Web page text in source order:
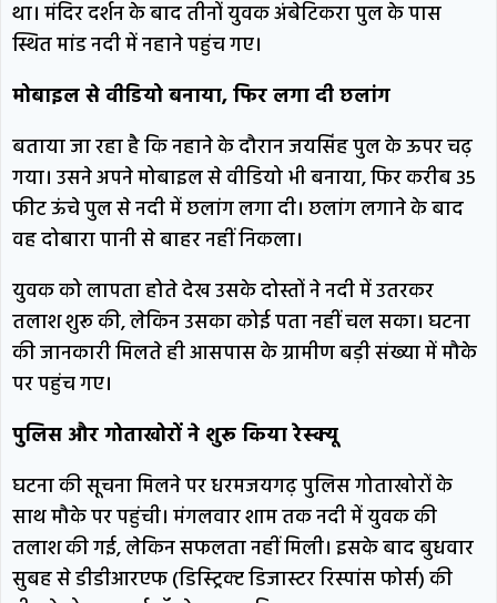
था। मंदिर दर्शन के बाद तीनों युवक अंबेटिकरा पुल के पास
स्थित मांड नदी में नहाने पहुंच गए।
मोबाइल से वीडियो बनाया, फिर लगा दी छलांग
बताया जा रहा है कि नहाने के दौरान जयसिंह पुल के ऊपर चढ़
गया। उसने अपने मोबाइल से वीडियो भी बनाया, फिर करीब 35
फीट ऊंचे पुल से नदी में छलांग लगा दी। छलांग लगाने के बाद
वह दोबारा पानी से बाहर नहीं निकला।
युवक को लापता होते देख उसके दोस्तों ने नदी में उतरकर
तलाश शुरू की, लेकिन उसका कोई पता नहीं चल सका। घटना
की जानकारी मिलते ही आसपास के ग्रामीण बड़ी संख्या में मौके
पर पहुंच गए।
पुलिस और गोताखोरों ने शुरू किया रेस्क्यू
घटना की सूचना मिलने पर धरमजयगढ़ पुलिस गोताखोरों के
साथ मौके पर पहुंची। मंगलवार शाम तक नदी में युवक की
तलाश की गई, लेकिन सफलता नहीं मिली। इसके बाद बुधवार
सुबह से डीडीआरएफ (डिस्ट्रिक्ट डिजास्टर रिस्पांस फोर्स) की